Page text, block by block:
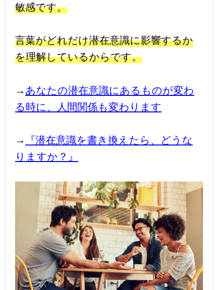
敏感です。
言葉がどれだけ潜在意識に影響するか
を理解しているからです。
→ あなたの潜在意識にあるものが変わ
る時に、人間関係も変わります
→
『潜在意識を書き換えたら、どうな
りますか？』